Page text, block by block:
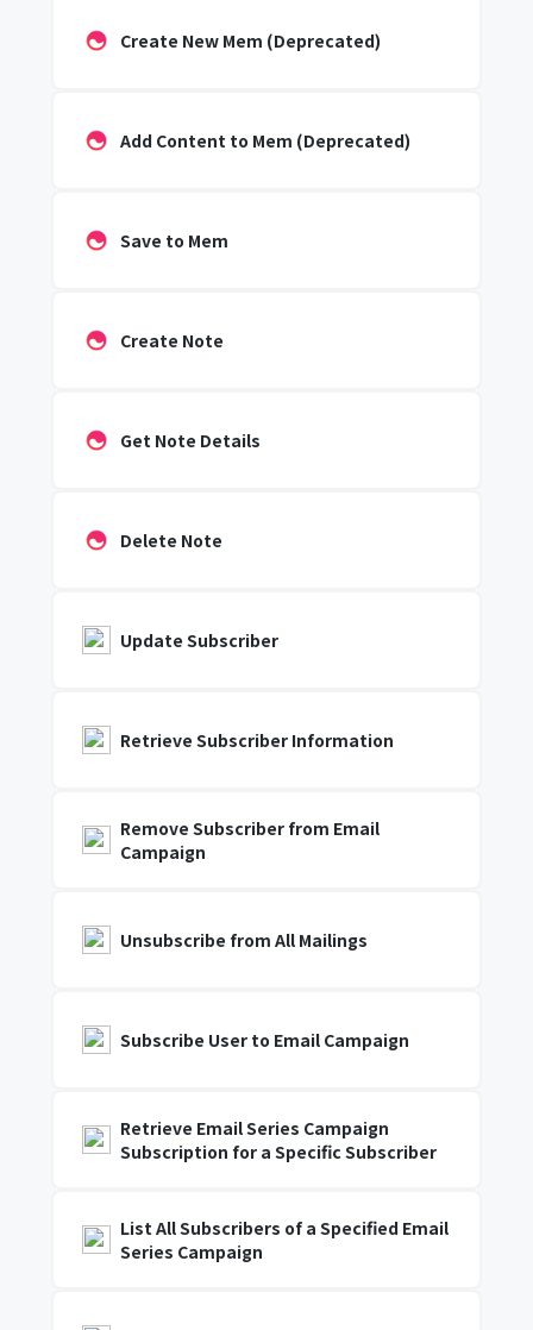
Create New Mem (Deprecated)
Add Content to Mem (Deprecated)
Save to Mem
Create Note
Get Note Details
Delete Note
Update Subscriber
Retrieve Subscriber Information
Remove Subscriber from Email
Campaign
Unsubscribe from All Mailings
Subscribe User to Email Campaign
Retrieve Email Series Campaign
Subscription for a Specific Subscriber
List All Subscribers of a Specified Email
Series Campaign